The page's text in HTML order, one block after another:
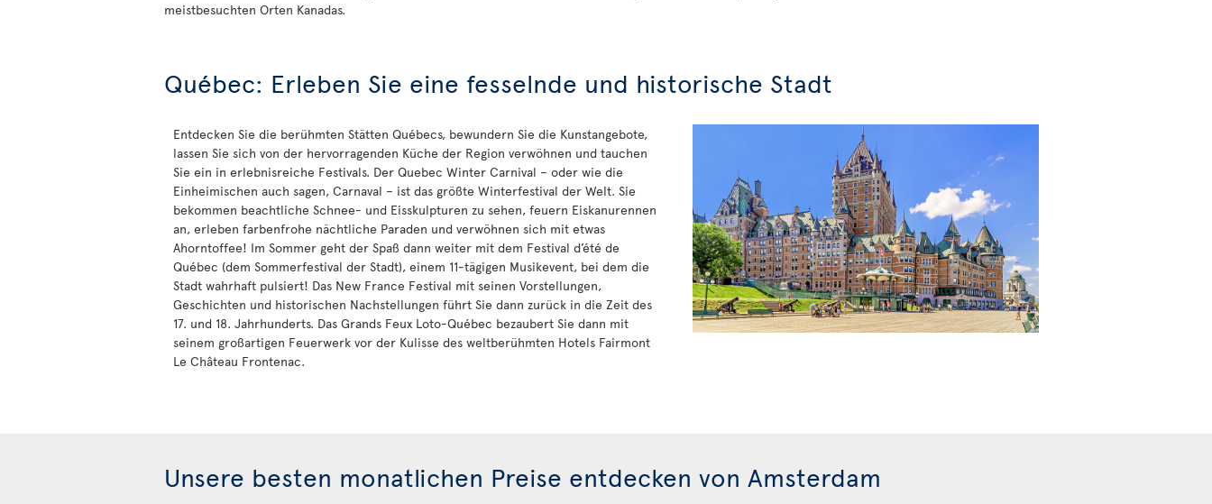
meistbesuchten Orten Kanadas.
Québec: Erleben Sie eine fesselnde und historische Stadt
Entdecken Sie die berühmten Stätten Québecs, bewundern Sie die Kunstangebote,
lassen Sie sich von der hervorragenden Küche der Region verwöhnen und tauchen
Sie ein in erlebnisreiche Festivals. Der Quebec Winter Carnival – oder wie die
Einheimischen auch sagen, Carnaval – ist das größte Winterfestival der Welt. Sie
bekommen beachtliche Schnee- und Eisskulpturen zu sehen, feuern Eiskanurennen
an, erleben farbenfrohe nächtliche Paraden und verwöhnen sich mit etwas
Ahorntoffee! Im Sommer geht der Spaß dann weiter mit dem Festival d’été de
Québec (dem Sommerfestival der Stadt), einem 11-tägigen Musikevent, bei dem die
Stadt wahrhaft pulsiert! Das New France Festival mit seinen Vorstellungen,
Geschichten und historischen Nachstellungen führt Sie dann zurück in die Zeit des
17. und 18. Jahrhunderts. Das Grands Feux Loto-Québec bezaubert Sie dann mit
seinem großartigen Feuerwerk vor der Kulisse des weltberühmten Hotels Fairmont
Le Château Frontenac.
Unsere besten monatlichen Preise entdecken von Amsterdam